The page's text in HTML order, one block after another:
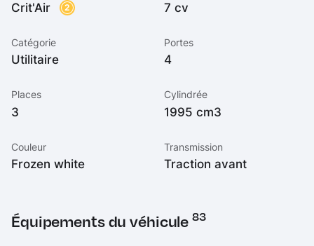
Crit'Air 2 7 cv
Catégorie
Utilitaire
Portes
4
Places
3
Cylindrée
1995 cm3
Couleur
Frozen white
Transmission
Traction avant
Équipements du véhicule 83